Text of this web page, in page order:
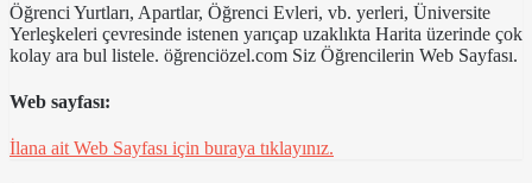
Öğrenci Yurtları, Apartlar, Öğrenci Evleri, vb. yerleri, Üniversite
Yerleşkeleri çevresinde istenen yarıçap uzaklıkta Harita üzerinde çok
kolay ara bul listele. öğrenciözel.com Siz Öğrencilerin Web Sayfası.
Web sayfası:
İlana ait Web Sayfası için buraya tıklayınız.